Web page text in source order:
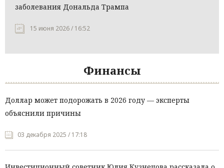
заболевания Дональда Трампа
15 июня 2026 / 16:52
Финансы
Доллар может подорожать в 2026 году — эксперты
объяснили причины
03 декабря 2025 / 17:18